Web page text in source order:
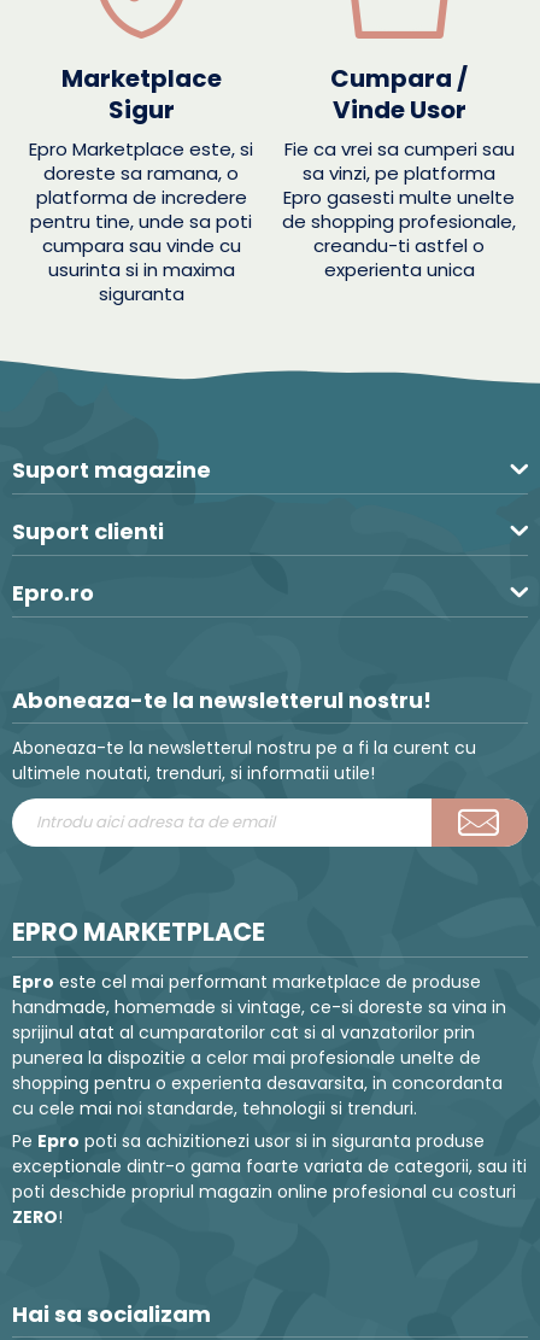
Marketplace
Sigur
Epro Marketplace este, si
doreste sa ramana, o
platforma de incredere
pentru tine, unde sa poti
cumpara sau vinde cu
usurinta si in maxima
siguranta
Cumpara /
Vinde Usor
Fie ca vrei sa cumperi sau
sa vinzi, pe platforma
Epro gasesti multe unelte
de shopping profesionale,
creandu-ti astfel o
experienta unica
Suport magazine
Suport clienti
Epro.ro
Aboneaza-te la newsletterul nostru!
Aboneaza-te la newsletterul nostru pe a fi la curent cu
ultimele noutati, trenduri, si informatii utile!
EPRO MARKETPLACE
Epro este cel mai performant marketplace de produse
handmade, homemade si vintage, ce-si doreste sa vina in
sprijinul atat al cumparatorilor cat si al vanzatorilor prin
punerea la dispozitie a celor mai profesionale unelte de
shopping pentru o experienta desavarsita, in concordanta
cu cele mai noi standarde, tehnologii si trenduri.
Pe Epro poti sa achizitionezi usor si in siguranta produse
exceptionale dintr-o gama foarte variata de categorii, sau iti
poti deschide propriul magazin online profesional cu costuri
ZERO!
Hai sa socializam